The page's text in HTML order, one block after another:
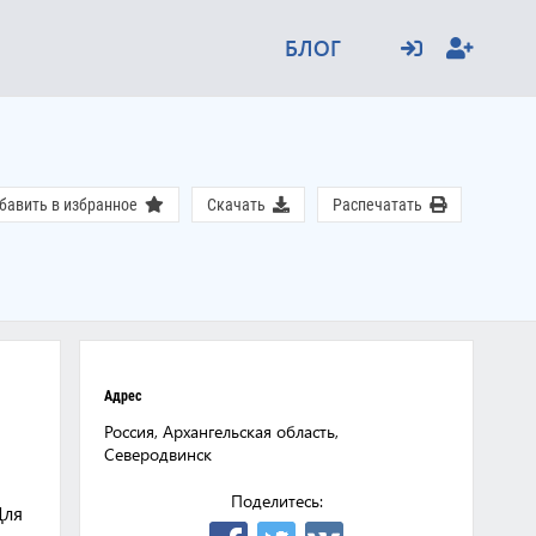
БЛОГ
в избранное Скачать Распечатать
Адрес
Россия, Архангельская область,
Северодвинск
Поделитесь: